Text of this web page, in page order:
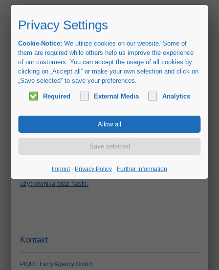
Zalogujcie się państwo teraz, podając swoją nazwę
użytkownika oraz hasło.
Kontakt
PIQUE Ferry Agency GmbH
Privacy Settings
Cookie-Notice:We utilize cookies on our website. Some of
them are required while others help us improve the experience
of our customers. You can accept the usage of all cookies by
clicking on „Accept all” or make your own selection and click on
„Save selected” to save your preferences.
Required External Media Analytics
Imprint Privacy Policy Further information